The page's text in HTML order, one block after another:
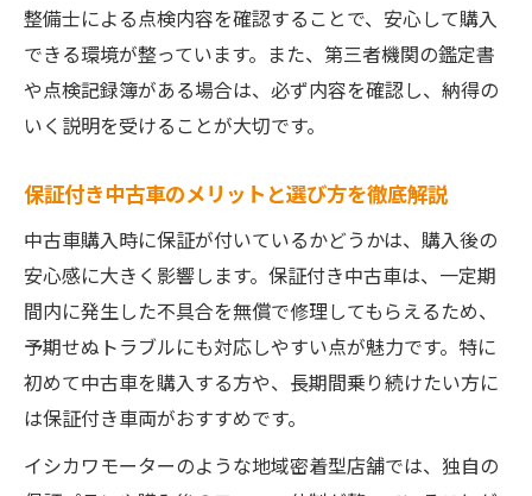
整備士による点検内容を確認することで、安心して購入
できる環境が整っています。また、第三者機関の鑑定書
や点検記録簿がある場合は、必ず内容を確認し、納得の
いく説明を受けることが大切です。
保証付き中古車のメリットと選び方を徹底解説
中古車購入時に保証が付いているかどうかは、購入後の
安心感に大きく影響します。保証付き中古車は、一定期
間内に発生した不具合を無償で修理してもらえるため、
予期せぬトラブルにも対応しやすい点が魅力です。特に
初めて中古車を購入する方や、長期間乗り続けたい方に
は保証付き車両がおすすめです。
イシカワモーターのような地域密着型店舗では、独自の